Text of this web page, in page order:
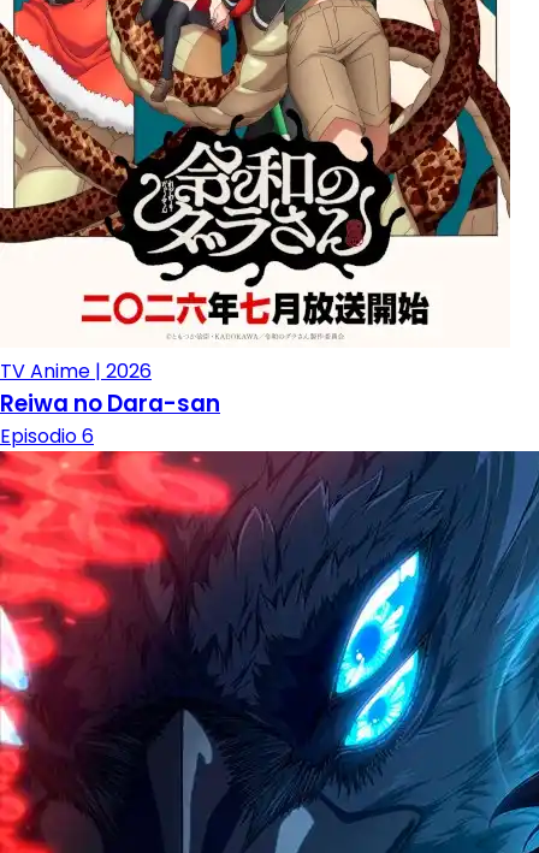
TV Anime | 2026
Reiwa no Dara-san
Episodio 6